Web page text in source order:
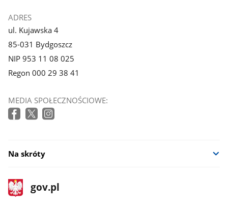
ADRES
ul. Kujawska 4
85-031 Bydgoszcz
NIP 953 11 08 025
Regon 000 29 38 41
MEDIA SPOŁECZNOŚCIOWE:
Na skróty
stopka
gov.pl
Strona
gov.pl